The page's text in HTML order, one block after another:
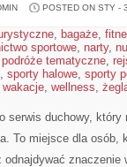
POSTED ON STY -
, bagaże,
sportowe, narty,
podróże tematyczne,
, sporty halowe, sporty
wakacje, wellness,
serwis duchowy,
To miejsce dla osób,
odnajdywać znaczenie